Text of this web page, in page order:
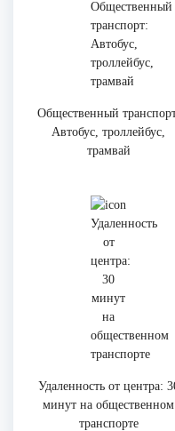
Общественный
Автобус, троллейбус,
трамвай
Удаленность от центра:
минут на общественном
транспорте